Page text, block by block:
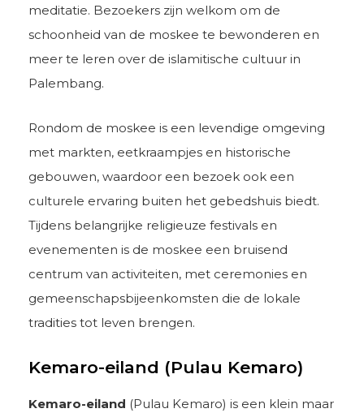
meditatie. Bezoekers zijn welkom om de
schoonheid van de moskee te bewonderen en
meer te leren over de islamitische cultuur in
Palembang.
Rondom de moskee is een levendige omgeving
met markten, eetkraampjes en historische
gebouwen, waardoor een bezoek ook een
culturele ervaring buiten het gebedshuis biedt.
Tijdens belangrijke religieuze festivals en
evenementen is de moskee een bruisend
centrum van activiteiten, met ceremonies en
gemeenschapsbijeenkomsten die de lokale
tradities tot leven brengen.
Kemaro-eiland (Pulau Kemaro)
Kemaro-eiland (Pulau Kemaro) is een klein maar